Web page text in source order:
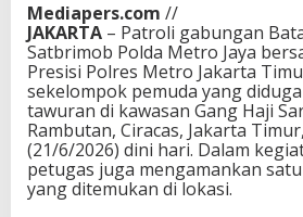
Mediapers.com //
JAKARTA – Patroli gabungan
Satbrimob Polda Metro Jaya
Presisi Polres Metro Jakarta
sekelompok pemuda yang
tawuran di kawasan Gang Haji
Rambutan, Ciracas, Jakarta
(21/6/2026) dini hari. Dalam
petugas juga mengamankan
yang ditemukan di lokasi.